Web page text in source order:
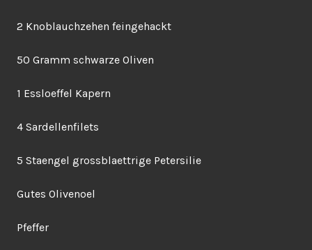
2 Knoblauchzehen feingehackt
50 Gramm schwarze Oliven
1 Essloeffel Kapern
4 Sardellenfilets
5 Staengel grossblaettrige Petersilie
Gutes Olivenoel
Pfeffer